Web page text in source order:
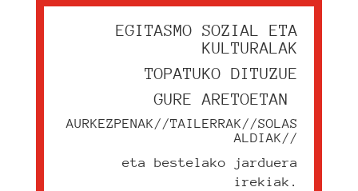
EGITASMO SOZIAL ETA
KULTURALAK
TOPATUKO DITUZUE
GURE ARETOETAN
AURKEZPENAK//TAILERRAK//SOLAS
ALDIAK//
eta bestelako jarduera
irekiak.